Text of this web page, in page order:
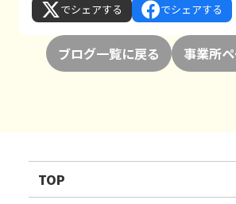
でシェアする でシェアする
ブログ一覧に戻る 事業所
TOP